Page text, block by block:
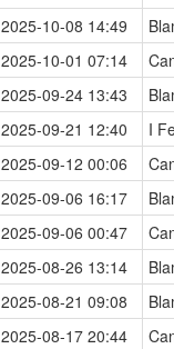
2025-10-08 14:49
2025-10-01 07:14
2025-09-24 13:43
2025-09-21 12:40
I
2025-09-12 00:06
2025-09-06 16:17
2025-09-06 00:47
2025-08-26 13:14
2025-08-21 09:08
2025-08-17 20:44